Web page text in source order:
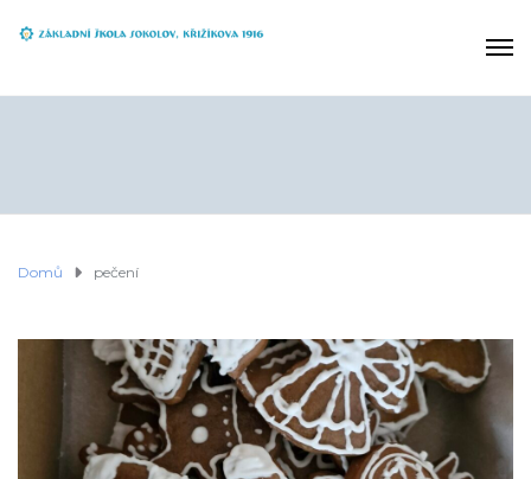
Domů pečení